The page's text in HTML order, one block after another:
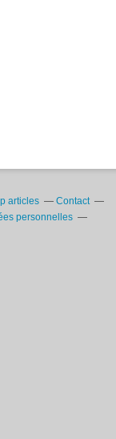
articles
Contact
personnelles